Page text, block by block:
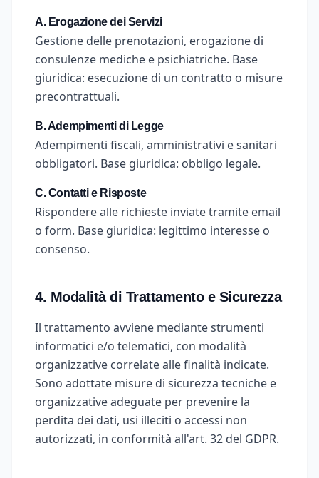
A. Erogazione dei Servizi
Gestione delle prenotazioni, erogazione di
consulenze mediche e psichiatriche. Base
giuridica: esecuzione di un contratto o misure
precontrattuali.
B. Adempimenti di Legge
Adempimenti fiscali, amministrativi e sanitari
obbligatori. Base giuridica: obbligo legale.
C. Contatti e Risposte
Rispondere alle richieste inviate tramite email
o form. Base giuridica: legittimo interesse o
consenso.
4. Modalità di Trattamento e Sicurezza
Il trattamento avviene mediante strumenti
informatici e/o telematici, con modalità
organizzative correlate alle finalità indicate.
Sono adottate misure di sicurezza tecniche e
organizzative adeguate per prevenire la
perdita dei dati, usi illeciti o accessi non
autorizzati, in conformità all'art. 32 del GDPR.